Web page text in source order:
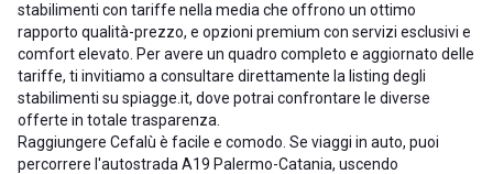
stabilimenti con tariffe nella media che offrono un ottimo
rapporto qualità-prezzo, e opzioni premium con servizi esclusivi e
comfort elevato. Per avere un quadro completo e aggiornato delle
tariffe, ti invitiamo a consultare direttamente la listing degli
stabilimenti su spiagge.it, dove potrai confrontare le diverse
offerte in totale trasparenza.
Raggiungere Cefalù è facile e comodo. Se viaggi in auto, puoi
percorrere l'autostrada A19 Palermo-Catania, uscendo